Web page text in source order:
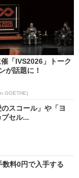
「IVS2026」トーク
が話題に！
GOETHE)
スコール」や「ヨ
セル...
料0円で入手する